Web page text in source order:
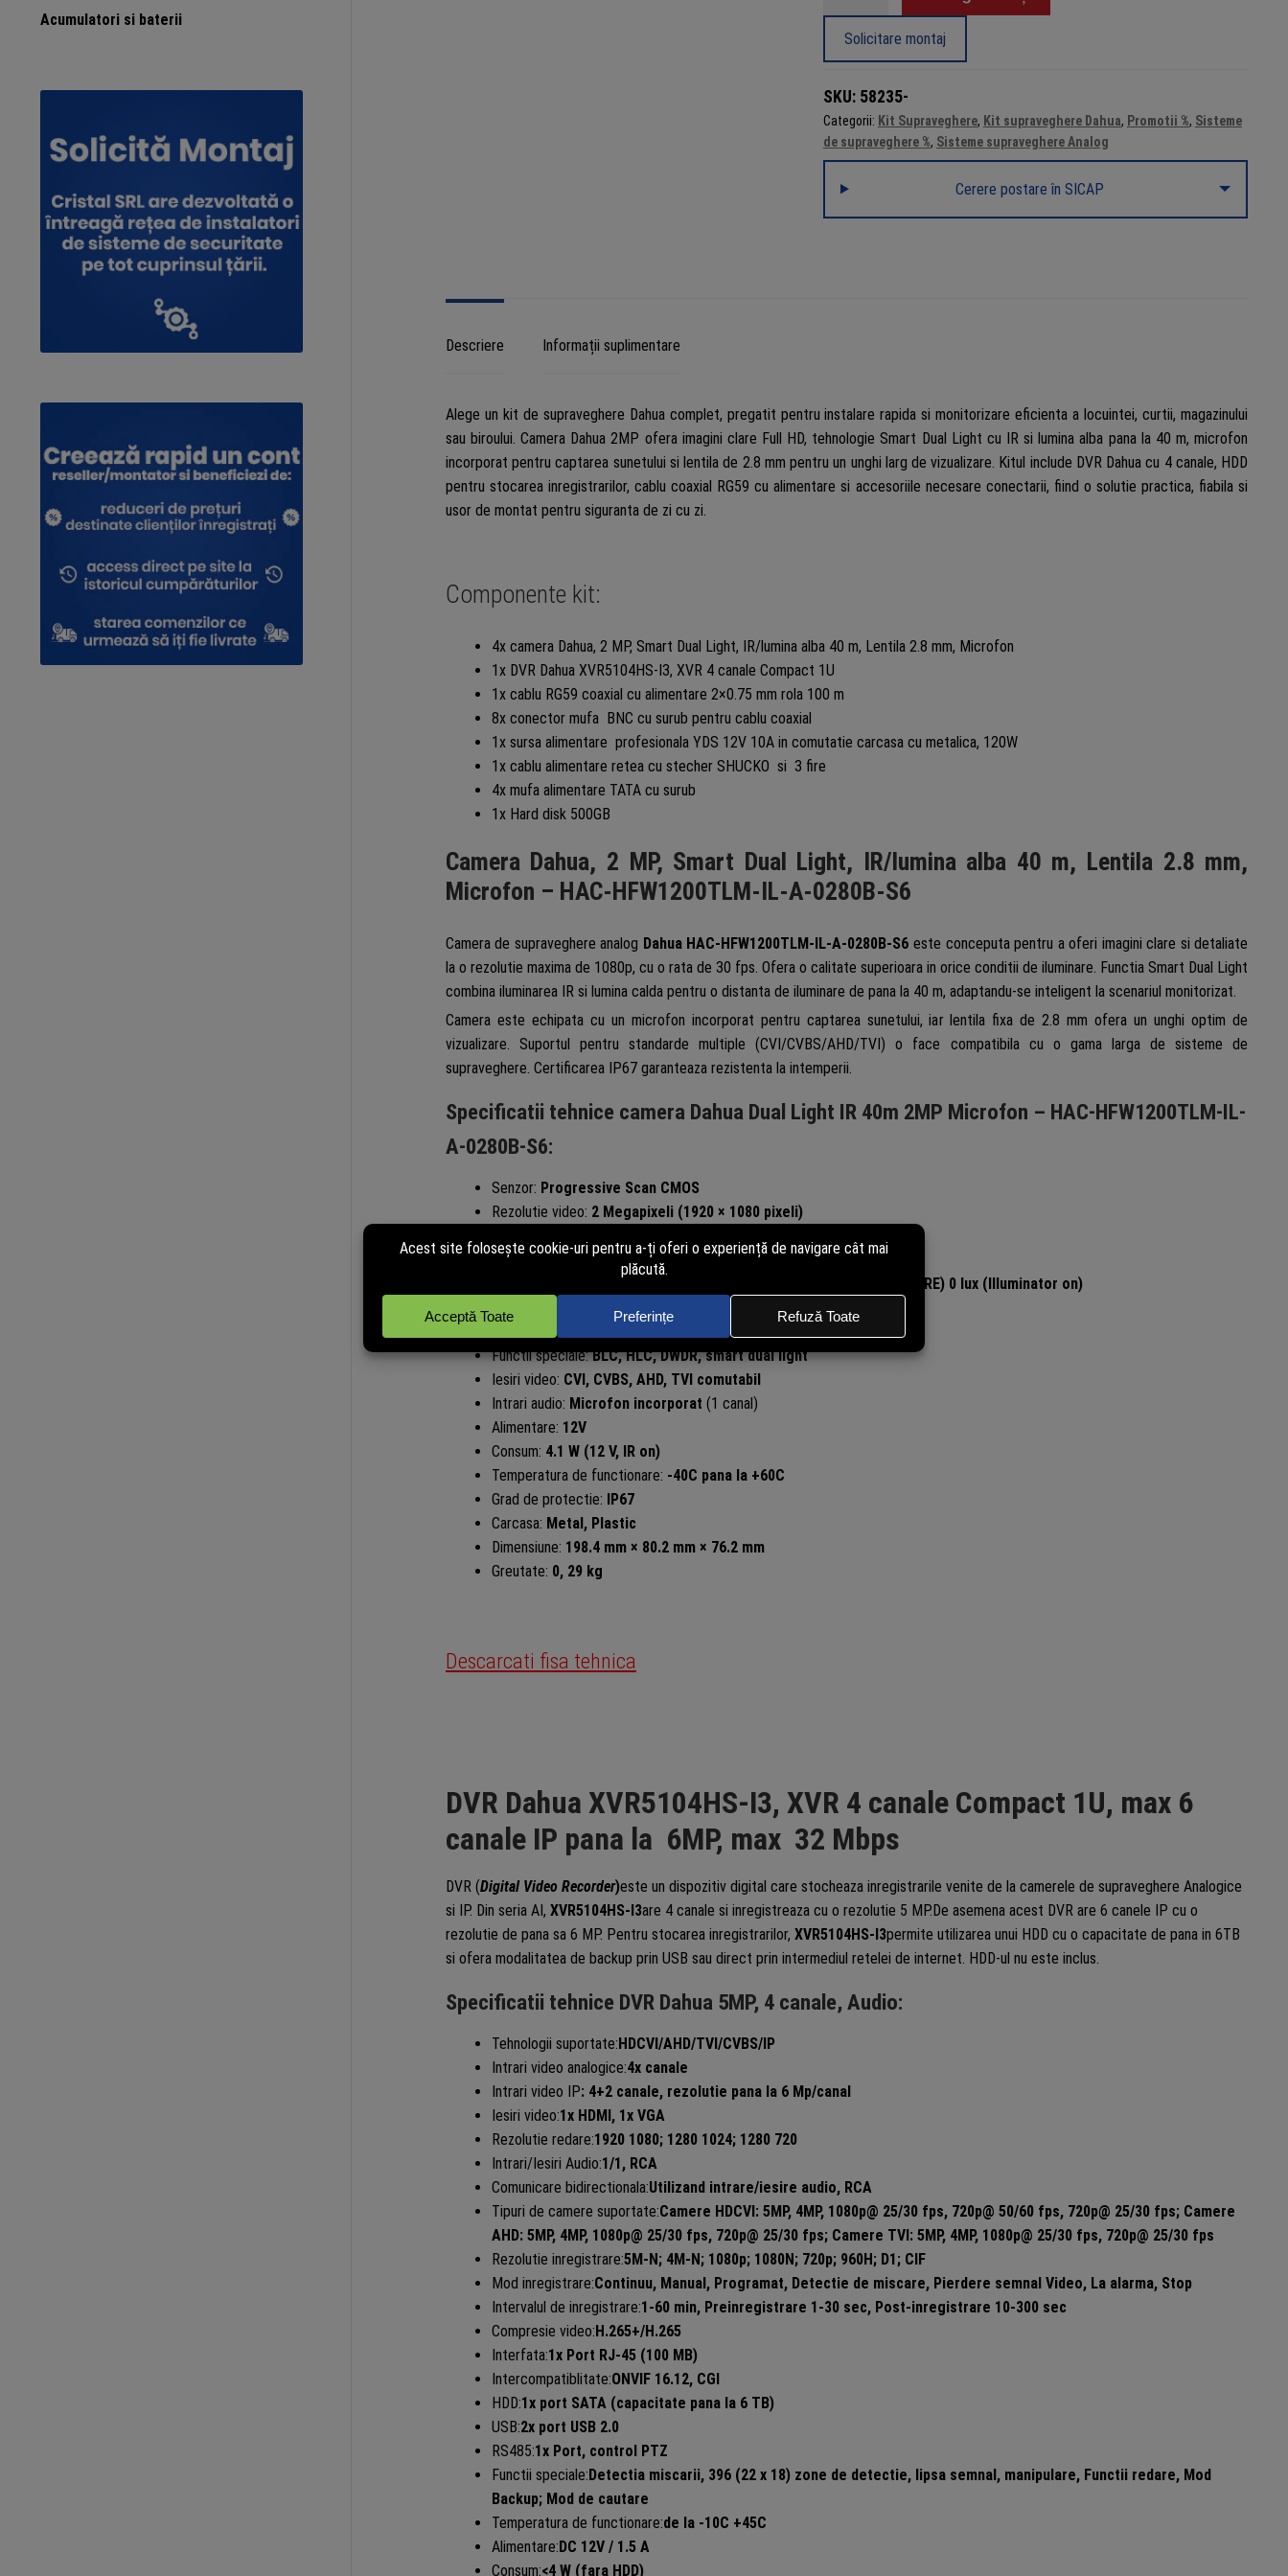
supraveghere
4x
camera,
2MP,
alba
40
coaxial,
8x
conector
mufa
retea,
4x
mufa
HDD
500GB
Solicitare montaj
SKU: 58235-
Categorii: Kit Supraveghere, Kit supraveghere Dahua, Promotii %, Sisteme
de supraveghere %, Sisteme supraveghere Analog
Cerere postare în SICAP
Descriere Informații suplimentare
Alege un kit de supraveghere Dahua complet, pregatit pentru instalare rapida si monitorizare eficienta a locuintei, curtii, magazinului
sau biroului. Camera Dahua 2MP ofera imagini clare Full HD, tehnologie Smart Dual Light cu IR si lumina alba pana la 40 m, microfon
incorporat pentru captarea sunetului si lentila de 2.8 mm pentru un unghi larg de vizualizare. Kitul include DVR Dahua cu 4 canale, HDD
pentru stocarea inregistrarilor, cablu coaxial RG59 cu alimentare si accesoriile necesare conectarii, fiind o solutie practica, fiabila si
usor de montat pentru siguranta de zi cu zi.
Componente kit:
4x camera Dahua, 2 MP, Smart Dual Light, IR/lumina alba 40 m, Lentila 2.8 mm, Microfon
1x DVR Dahua XVR5104HS-I3, XVR 4 canale Compact 1U
1x cablu RG59 coaxial cu alimentare 2×0.75 mm rola 100 m
8x conector mufa BNC cu surub pentru cablu coaxial
1x sursa alimentare profesionala YDS 12V 10A in comutatie carcasa cu metalica, 120W
1x cablu alimentare retea cu stecher SHUCKO si 3 fire
4x mufa alimentare TATA cu surub
1x Hard disk 500GB
Camera Dahua, 2 MP, Smart Dual Light, IR/lumina alba 40 m, Lentila 2.8 mm,
Microfon – HAC-HFW1200TLM-IL-A-0280B-S6
Camera de supraveghere analog Dahua HAC-HFW1200TLM-IL-A-0280B-S6 este conceputa pentru a oferi imagini clare si detaliate
la o rezolutie maxima de 1080p, cu o rata de 30 fps. Ofera o calitate superioara in orice conditii de iluminare. Functia Smart Dual Light
combina iluminarea IR si lumina calda pentru o distanta de iluminare de pana la 40 m, adaptandu-se inteligent la scenariul monitorizat.
Camera este echipata cu un microfon incorporat pentru captarea sunetului, iar lentila fixa de 2.8 mm ofera un unghi optim de
vizualizare. Suportul pentru standarde multiple (CVI/CVBS/AHD/TVI) o face compatibila cu o gama larga de sisteme de
supraveghere. Certificarea IP67 garanteaza rezistenta la intemperii.
Specificatii tehnice camera Dahua Dual Light IR 40m 2MP Microfon – HAC-HFW1200TLM-IL-
A-0280B-S6:
Senzor: Progressive Scan CMOS
Rezolutie video: 2 Megapixeli (1920 × 1080 pixeli)
Diafragma:F2.0
0.01 lux@F2.0 (Color, 30 IRE) 0.001 lux@F2.0 (B/W, 30 IRE) 0 lux (Illuminator on)
Distanta iluminator IR:
40 m
Distanta iluminator LED alb:
(Lumina calda)
Functii speciale:BLC, HLC, DWDR, smart dual light
Iesiri video: CVI, CVBS, AHD, TVI comutabil
Intrari audio: Microfon incorporat (1 canal)
Alimentare: 12V
Consum: 4.1 W (12 V, IR on)
Temperatura de functionare: -40C pana la +60C
Grad de protectie: IP67
Carcasa: Metal, Plastic
Dimensiune: 198.4 mm × 80.2 mm × 76.2 mm
Greutate: 0, 29 kg
Descarcati fisa tehnica
DVR Dahua XVR5104HS-I3, XVR 4 canale Compact 1U, max 6
canale IP pana la 6MP, max 32 Mbps
DVR (Digital Video Recorder)este un dispozitiv digital care stocheaza inregistrarile venite de la camerele de supraveghere Analogice
si IP. Din seria AI, XVR5104HS-I3are 4 canale si inregistreaza cu o rezolutie 5 MP.De asemena acest DVR are 6 canele IP cu o
rezolutie de pana sa 6 MP. Pentru stocarea inregistrarilor, XVR5104HS-I3permite utilizarea unui HDD cu o capacitate de pana in 6TB
si ofera modalitatea de backup prin USB sau direct prin intermediul retelei de internet. HDD-ul nu este inclus.
Specificatii tehnice DVR Dahua 5MP, 4 canale, Audio:
Tehnologii suportate:HDCVI/AHD/TVI/CVBS/IP
Intrari video analogice:4x canale
Intrari video IP: 4+2 canale, rezolutie pana la 6 Mp/canal
Iesiri video:1x HDMI, 1x VGA
Rezolutie redare:1920 1080; 1280 1024; 1280 720
Intrari/Iesiri Audio:1/1, RCA
Comunicare bidirectionala:Utilizand intrare/iesire audio, RCA
Tipuri de camere suportate:Camere HDCVI: 5MP, 4MP, 1080p@ 25/30 fps, 720p@ 50/60 fps, 720p@ 25/30 fps; Camere
AHD: 5MP, 4MP, 1080p@ 25/30 fps, 720p@ 25/30 fps; Camere TVI: 5MP, 4MP, 1080p@ 25/30 fps, 720p@ 25/30 fps
Rezolutie inregistrare:5M-N; 4M-N; 1080p; 1080N; 720p; 960H; D1; CIF
Mod inregistrare:Continuu, Manual, Programat, Detectie de miscare, Pierdere semnal Video, La alarma, Stop
Intervalul de inregistrare:1-60 min, Preinregistrare 1-30 sec, Post-inregistrare 10-300 sec
Compresie video:H.265+/H.265
Interfata:1x Port RJ-45 (100 MB)
Intercompatiblitate:ONVIF 16.12, CGI
HDD:1x port SATA (capacitate pana la 6 TB)
USB:2x port USB 2.0
RS485:1x Port, control PTZ
Functii speciale:Detectia miscarii, 396 (22 x 18) zone de detectie, lipsa semnal, manipulare, Functii redare, Mod
Backup; Mod de cautare
Temperatura de functionare:de la -10C +45C
Alimentare:DC 12V / 1.5 A
Consum:<4 W (fara HDD)
Acumulatori si baterii